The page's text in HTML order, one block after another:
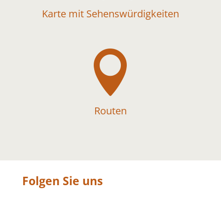
Karte mit Sehenswürdigkeiten

Routen
Folgen Sie uns